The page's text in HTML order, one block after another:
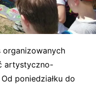
organizowanych
artystyczno-
poniedziałku do